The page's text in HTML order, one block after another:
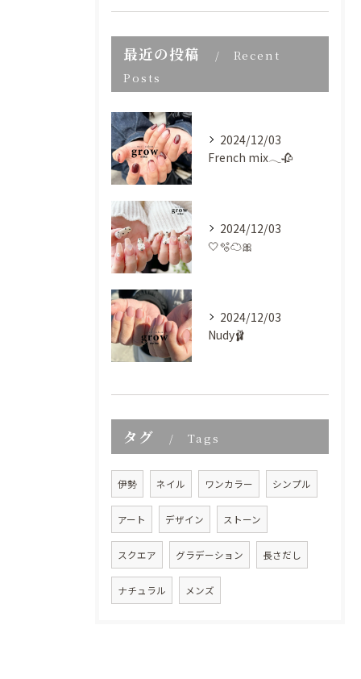
最近の投稿
Recent
Posts
2024/12/03
French mix𓂃🥀
2024/12/03
🤍🫧‪☁️🎀
2024/12/03
Nudy🩰
タグ Tags
伊勢 ネイル ワンカラー シンプル
アート デザイン ストーン
スクエア グラデーション 長さだし
ナチュラル メンズ